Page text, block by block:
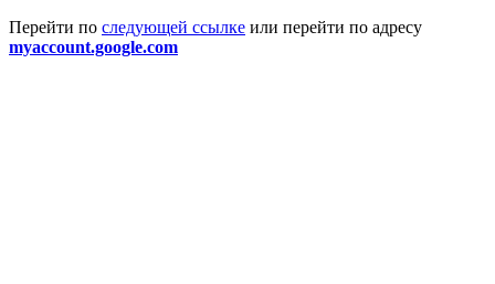
Перейти по следующей ссылке или перейти по адресу
myaccount.google.com